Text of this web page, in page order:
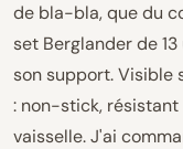
de bla-bla, que du
set Berglander de
son support. Visible
: non-stick,
vaisselle. J'ai